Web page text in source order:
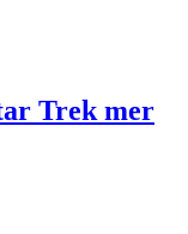
Trek mer